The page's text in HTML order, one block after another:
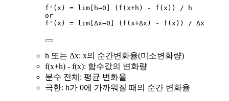
f'(x) = lim[h→0] (f(x+h) - f(x)) / h
or
f'(x) = lim[Δx→0] (f(x+Δx) - f(x)) / Δx
h 또는 Δx: x의 순간변화율(미소변화량)
f(x+h) - f(x): 함수값의 변화량
분수 전체: 평균 변화율
극한: h가 0에 가까워질 때의 순간 변화율